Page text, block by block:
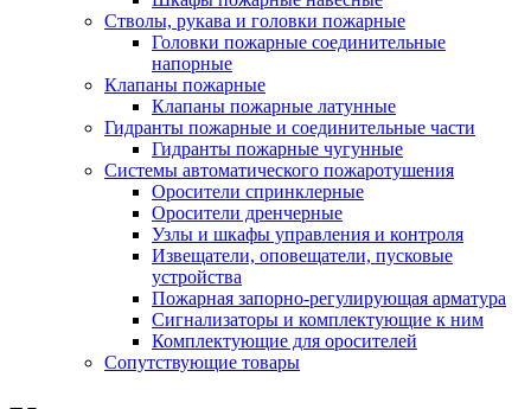
Стволы, рукава и головки пожарные
Головки пожарные соединительные
напорные
Клапаны пожарные
Клапаны пожарные латунные
Гидранты пожарные и соединительные части
Гидранты пожарные чугунные
Системы автоматического пожаротушения
Оросители спринклерные
Оросители дренчерные
Узлы и шкафы управления и контроля
Извещатели, оповещатели, пусковые
устройства
Пожарная запорно-регулирующая арматура
Сигнализаторы и комплектующие к ним
Комплектующие для оросителей
Сопутствующие товары